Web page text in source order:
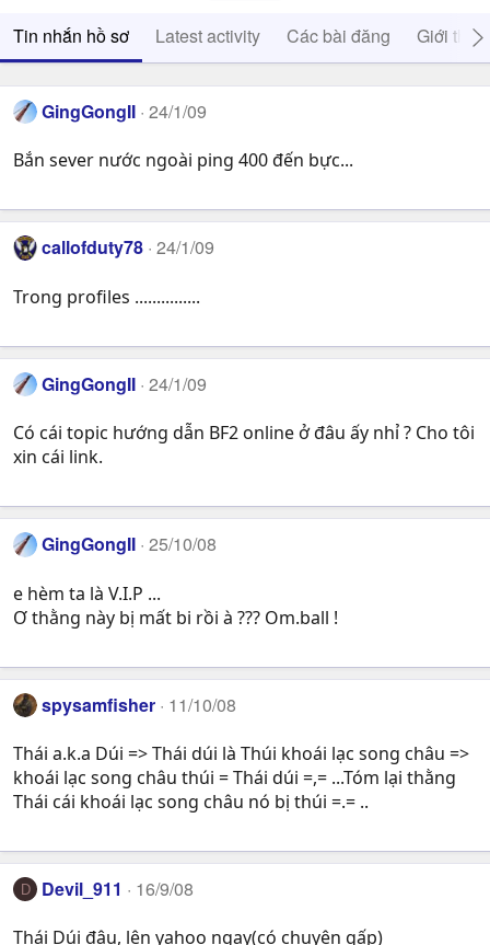
Tin nhắn hồ sơ Latest activity Các bài đăng Giới thiệu
GingGongII 24/1/09
Bắn sever nước ngoài ping 400 đến bực...
callofduty78 24/1/09
Trong profiles ...............
GingGongII 24/1/09
Có cái topic hướng dẫn BF2 online ở đâu ấy nhỉ ? Cho tôi
xin cái link.
GingGongII 25/10/08
e hèm ta là V.I.P ...
Ơ thằng này bị mất bi rồi à ??? Om.ball !
spysamfisher 11/10/08
Thái a.k.a Dúi => Thái dúi là Thúi khoái lạc song châu =>
khoái lạc song châu thúi = Thái dúi =,= ...Tóm lại thằng
Thái cái khoái lạc song châu nó bị thúi =.= ..
D Devil_911 16/9/08
Thái Dúi đâu, lên yahoo ngay(có chuyện gấp)